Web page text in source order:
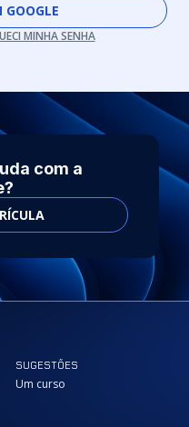
GOOGLE
MINHA SENHA
com a
SUGESTÕES
Um curso